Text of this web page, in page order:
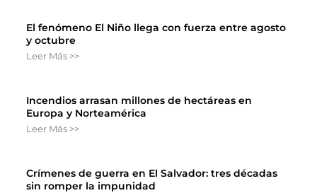
El fenómeno El Niño llega con fuerza entre agosto
y octubre
Leer Más >>
Incendios arrasan millones de hectáreas en
Europa y Norteamérica
Leer Más >>
Crímenes de guerra en El Salvador: tres décadas
sin romper la impunidad